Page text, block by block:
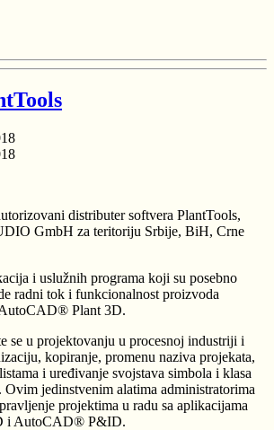
distributer softvera PlantTools,
GmbH za teritoriju Srbije, BiH, Crne
i uslužnih programa koji su posebno
radni tok i funkcionalnost proizvoda
Plant 3D.
se u projektovanju u procesnoj industriji i
kopiranje, promenu naziva projekata,
i uređivanje svojstava simbola i klasa
Ovim jedinstvenim alatima administratorima
projektima u radu sa aplikacijama
i AutoCAD® P&ID.